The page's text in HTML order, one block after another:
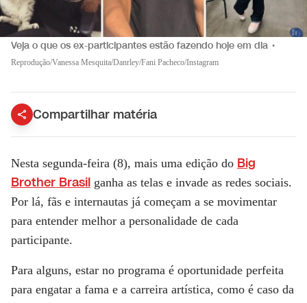
Veja o que os ex-participantes estão fazendo hoje em dia •
Reprodução/Vanessa Mesquita/Danrley/Fani Pacheco/Instagram
Compartilhar matéria
Nesta segunda-feira (8), mais uma edição do Big
Brother Brasil ganha as telas e invade as redes sociais.
Por lá, fãs e internautas já começam a se movimentar
para entender melhor a personalidade de cada
participante.
Para alguns, estar no programa é oportunidade perfeita
para engatar a fama e a carreira artística, como é caso da